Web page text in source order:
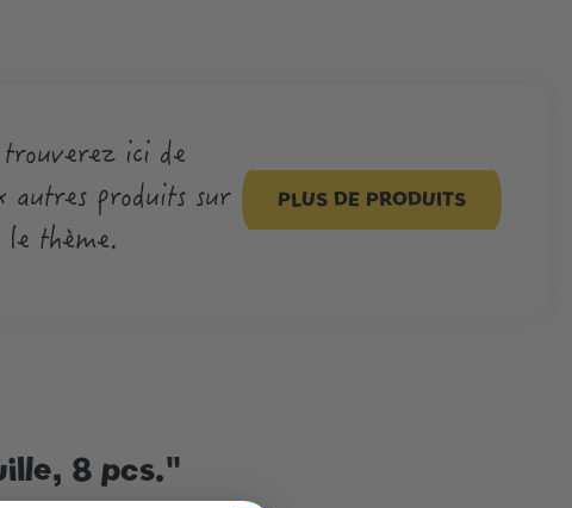
ici de
autres produits sur
le thème.
PLUS DE PRODUITS
8 pcs."